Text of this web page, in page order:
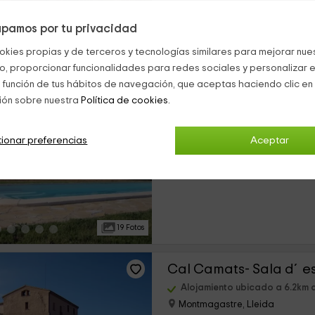
por tu privacidad
propias y de terceros y tecnologías similares para mejorar
proporcionar funcionalidades para redes sociales y personalizar
de tus hábitos de navegación, que aceptas haciendo clic
sobre nuestra Política de cookies.
Aceptar
preferencias
19 Fotos
Cal Camats- La Casa
0 opiniones
Cal Camats- Sala
Alojamiento ubicado a 6.2km
Montmagastre, Lleida